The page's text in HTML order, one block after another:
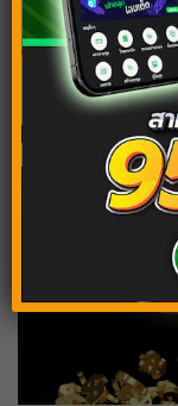
บทความ